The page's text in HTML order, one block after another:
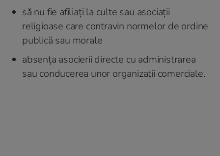
să nu fie afiliați la culte sau asociații
religioase care contravin normelor de ordine
publică sau morale
absența asocierii directe cu administrarea
sau conducerea unor organizații comerciale.